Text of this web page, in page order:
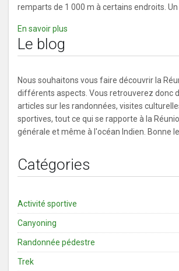
remparts de 1 000 m à certains endroits. Un
En savoir plus
Le blog
Nous souhaitons vous faire découvrir la
différents aspects. Vous retrouverez donc
articles sur les randonnées, visites
sportives, tout ce qui se rapporte à la
générale et même à l'océan Indien. Bonne
Catégories
Activité sportive
Canyoning
Randonnée pédestre
Trek